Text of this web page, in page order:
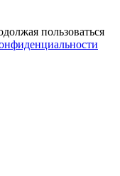
пользоваться